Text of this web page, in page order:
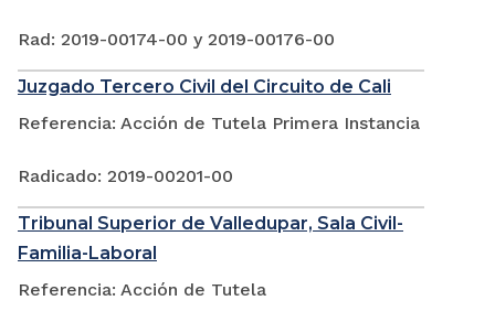
Rad: 2019-00174-00 y 2019-00176-00
Juzgado Tercero Civil del Circuito de Cali
Referencia: Acción de Tutela Primera Instancia
Radicado: 2019-00201-00
Tribunal Superior de Valledupar, Sala Civil-
Familia-Laboral
Referencia: Acción de Tutela